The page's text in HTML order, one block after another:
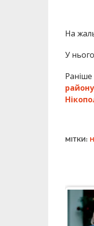
На
У
району
МІТКИ: